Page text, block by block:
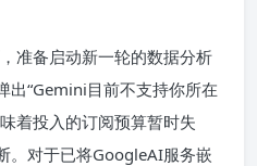
准备启动新一轮的数据分析
出“Gemini目前不支持你所在
着投入的订阅预算暂时失
。对于已将GoogleAI服务嵌